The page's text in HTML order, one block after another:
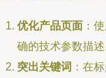
优化产品页面 ：
确的技术参数描述
突出关键词 ：在